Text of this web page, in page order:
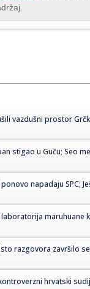
vazdušni prostor
stigao u Guču; Seo
napadaju SPC;
maruhuane
razgovora završilo
hrvatski